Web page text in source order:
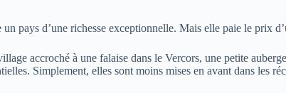
pays d’une richesse exceptionnelle. Mais elle paie le prix
accroché à une falaise dans le Vercors, une petite
Simplement, elles sont moins mises en avant dans les